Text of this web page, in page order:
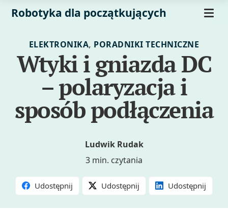
Robotyka dla początkujących
ELEKTRONIKA, PORADNIKI TECHNICZNE
Wtyki i gniazda DC
– polaryzacja i
sposób podłączenia
Ludwik Rudak
3 min. czytania
Udostępnij Udostępnij Udostępnij